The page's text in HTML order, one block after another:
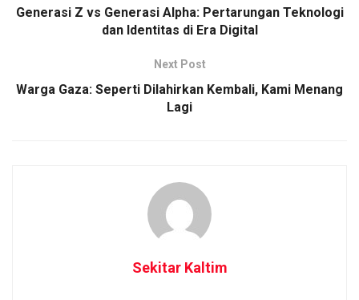
Generasi Z vs Generasi Alpha: Pertarungan Teknologi
dan Identitas di Era Digital
Next Post
Warga Gaza: Seperti Dilahirkan Kembali, Kami Menang
Lagi
Sekitar Kaltim